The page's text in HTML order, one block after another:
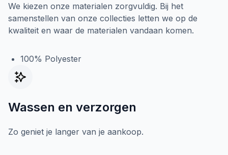
We kiezen onze materialen zorgvuldig. Bij het
samenstellen van onze collecties letten we op de
kwaliteit en waar de materialen vandaan komen.
100% Polyester
Wassen en verzorgen
Zo geniet je langer van je aankoop.